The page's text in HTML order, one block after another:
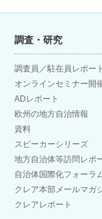
調査・研究
調査員／駐在員レポート
オンラインセミナー開
ADレポート
欧州の地方自治情報
資料
スピーカーシリーズ
地方自治体等訪問レポ
自治体国際化フォーラ
クレア本部メールマガ
クレアレポート